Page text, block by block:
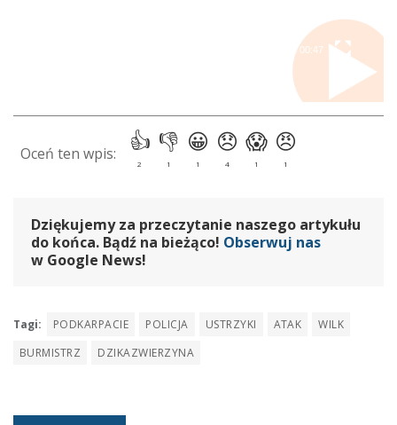
00:47
Dziękujemy za przeczytanie naszego artykułu
do końca. Bądź na bieżąco! Obserwuj nas
w Google News!
Tagi: PODKARPACIE POLICJA USTRZYKI ATAK
WILK
BURMISTRZ
DZIKAZWIERZYNA